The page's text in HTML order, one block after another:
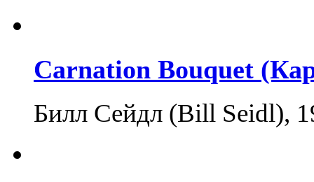
Carnation Bouquet
Билл Сейдл (Bill Seidl),